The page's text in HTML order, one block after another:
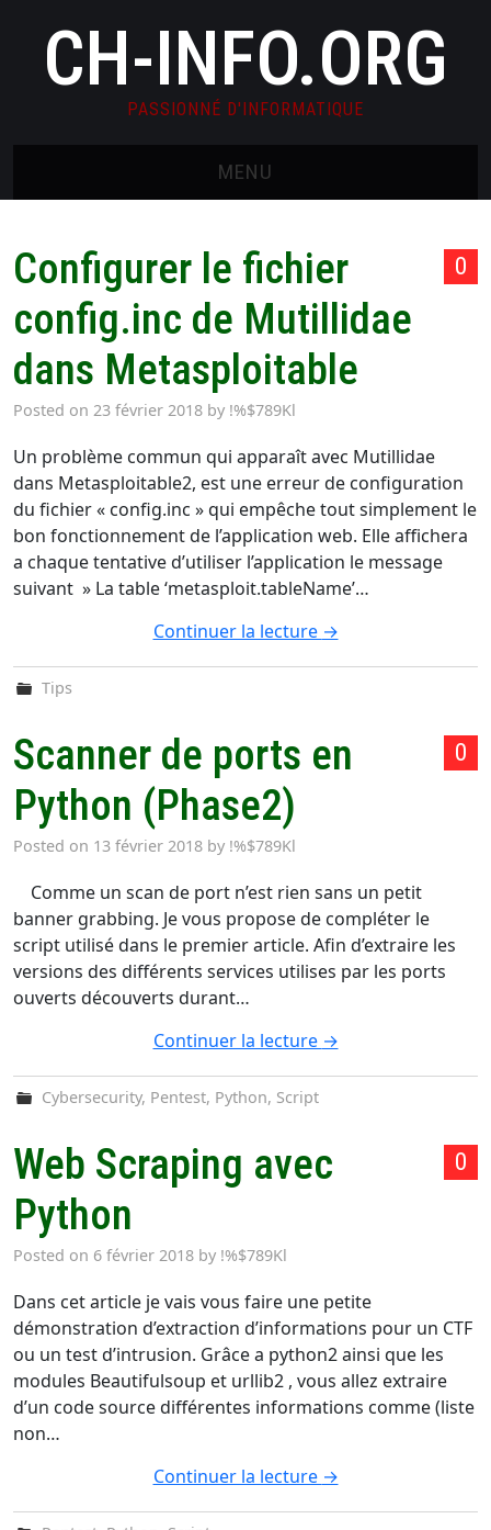
CH-INFO.ORG
PASSIONNÉ D'INFORMATIQUE
MENU
CONTACT
WHOAMI
GDPR PRIVACY POLICY
0
Configurer le fichier
config.inc de Mutillidae
dans Metasploitable
Posted on 23 février 2018 by !%$789Kl
Un problème commun qui apparaît avec Mutillidae
dans Metasploitable2, est une erreur de configuration
du fichier « config.inc » qui empêche tout simplement le
bon fonctionnement de l’application web. Elle affichera
a chaque tentative d’utiliser l’application le message
suivant » La table ‘metasploit.tableName’…
Continuer la lecture →
Tips
0
Scanner de ports en
Python (Phase2)
Posted on 13 février 2018 by !%$789Kl
Comme un scan de port n’est rien sans un petit
banner grabbing. Je vous propose de compléter le
script utilisé dans le premier article. Afin d’extraire les
versions des différents services utilises par les ports
ouverts découverts durant…
Continuer la lecture →
Cybersecurity, Pentest, Python, Script
0
Web Scraping avec
Python
Posted on 6 février 2018 by !%$789Kl
Dans cet article je vais vous faire une petite
démonstration d’extraction d’informations pour un CTF
ou un test d’intrusion. Grâce a python2 ainsi que les
modules Beautifulsoup et urllib2 , vous allez extraire
d’un code source différentes informations comme (liste
non…
Continuer la lecture →